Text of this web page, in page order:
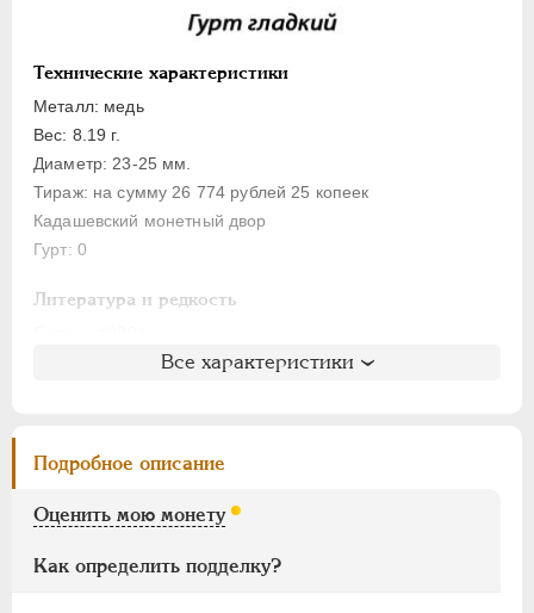
Технические характеристики
Металл: медь
Вес: 8.19 г.
Диаметр: 23-25 мм.
Тираж: на сумму 26 774 рублей 25 копеек
Кадашевский монетный двор
Гурт: 0
Литература и редкость
: не вошла в описание
Семёнов: не вошла в описание
ГМ
Брекке: не вошла в описание
Все характеристики
Подробное описание
Оценить мою монету
Как определить подделку?
1725-1727
ПЕТР II 1727-1729
АННА ИОАННОВНА
ИОАНН АНТОНОВИЧ
ЕЛИЗАВЕТА 1741-1762
ПЕТР III 1762-1762
ЕКАТЕРИНА II 1762-1796
ПАВЕЛ I
АЛЕКСАНДР I 1801-1825
1855-1881
ВРЕМЕННОЕ ПРАВ. 1917-1918